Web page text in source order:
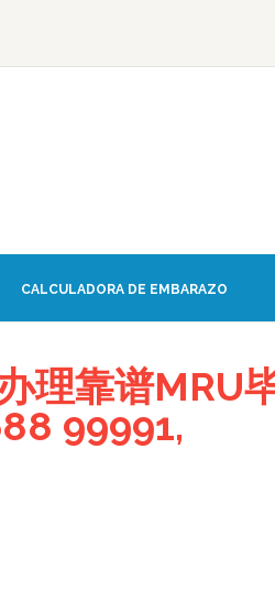
CALCULADORA DE EMBARAZO
理靠谱MRU
99991,